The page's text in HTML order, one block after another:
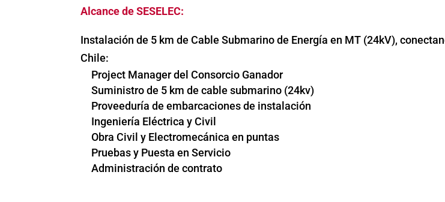
Alcance de SESELEC:
Instalación de 5 km de Cable Submarino de Energía en MT (24kV),
Chile:
Project Manager del Consorcio Ganador
Suministro de 5 km de cable submarino (24kv)
Proveeduría de embarcaciones de instalación
Ingeniería Eléctrica y Civil
Obra Civil y Electromecánica en puntas
Pruebas y Puesta en Servicio
Administración de contrato